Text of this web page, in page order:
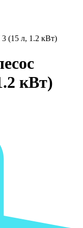
(15 л, 1.2 кВт)
кВт)